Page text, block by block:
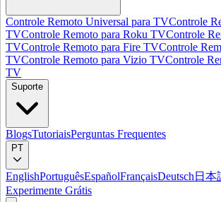
Controle Remoto Universal para TVControle
TVControle Remoto para Roku TVControle
TVControle Remoto para Fire TVControle
TVControle Remoto para Vizio TVControle
TV
Suporte
BlogsTutoriaisPerguntas Frequentes
PT
EnglishPortuguêsEspañolFrançaisDeutsch 日本
Experimente Grátis